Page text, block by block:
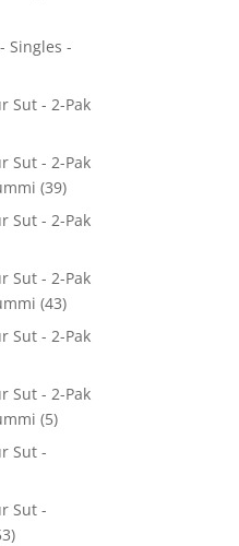
Singles -
Sut - 2-Pak
Sut - 2-Pak
(39)
Sut - 2-Pak
Sut - 2-Pak
(43)
Sut - 2-Pak
Sut - 2-Pak
(5)
Sut -
Sut -